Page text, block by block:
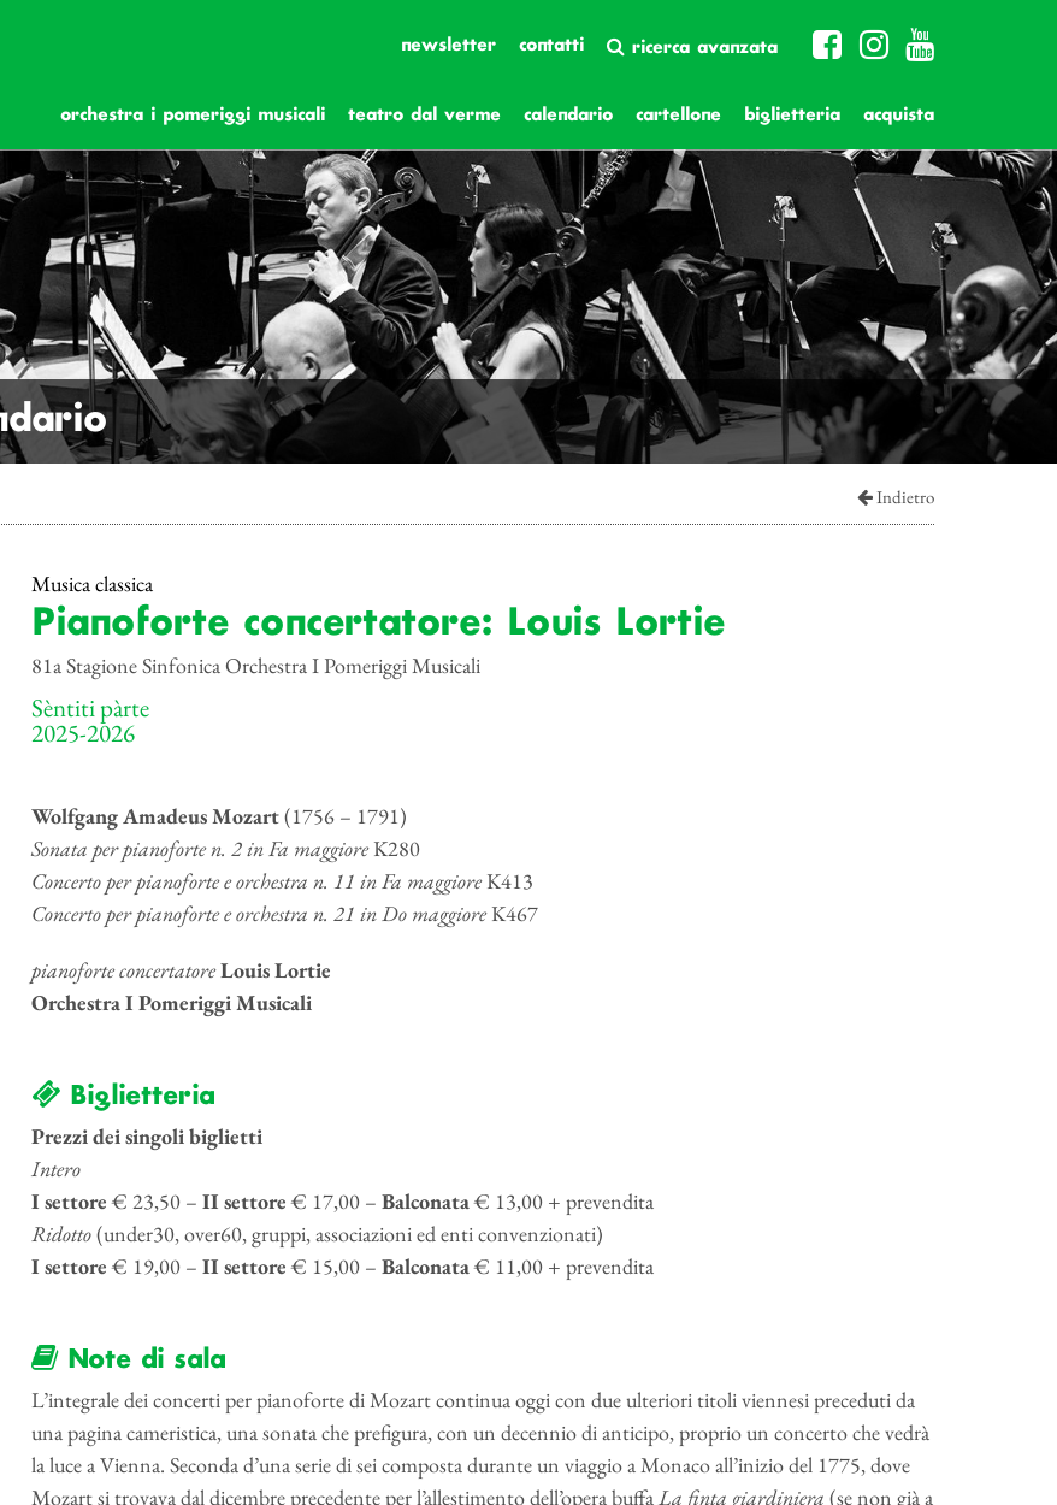
newsletter contatti ricerca avanzata
orchestra i pomeriggi musicali teatro dal verme calendario cartellone biglietteria acquista
Indietro
Musica classica
Pianoforte concertatore: Louis Lortie
81a Stagione Sinfonica Orchestra I Pomeriggi Musicali
Sèntiti pàrte
2025-2026
Wolfgang Amadeus Mozart(1756 – 1791)
Sonata per pianoforte n. 2 in Fa maggioreK280
Concerto per pianoforte e orchestra n. 11 in Fa maggioreK413
Concerto per pianoforte e orchestra n. 21 in Do maggioreK467
pianoforte concertatoreLouis Lortie
Orchestra I Pomeriggi Musicali
Biglietteria
Prezzi dei singoli biglietti
Intero
I settore€ 23,50 – II settore€ 17,00 – Balconata€ 13,00 + prevendita
Ridotto(under30, over60, gruppi, associazioni ed enti convenzionati)
I settore€ 19,00 – II settore€ 15,00 – Balconata€ 11,00 + prevendita
Note di sala
L’integrale dei concerti per pianoforte di Mozart continua oggi con due ulteriori titoli viennesi preceduti da
una pagina cameristica, una sonata che prefigura, con un decennio di anticipo, proprio un concerto che vedrà
la luce a Vienna. Seconda d’una serie di sei composta durante un viaggio a Monaco all’inizio del 1775, dove
Mozart si trovava dal dicembre precedente per l’allestimento dell’opera buffaLa finta giardiniera (se non già a